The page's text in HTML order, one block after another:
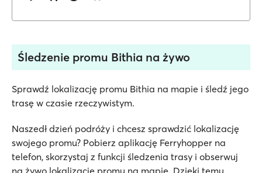
Śledzenie promu Bithia na żywo
Sprawdź lokalizację promu Bithia na mapie i śledź jego
trasę w czasie rzeczywistym.
Naszedł dzień podróży i chcesz sprawdzić lokalizację
swojego promu? Pobierz aplikację Ferryhopper na
telefon, skorzystaj z funkcji śledzenia trasy i obserwuj
na żywo lokalizację promu na mapie. Dzięki temu